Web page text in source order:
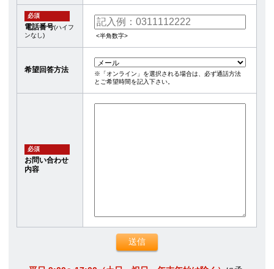
必須
電話番号(ハイフ
ンなし)
<半角数字>
希望回答方法
※「オンライン」を選択される場合は、必ず通話方法
とご希望時間を記入下さい。
必須
お問い合わせ
内容